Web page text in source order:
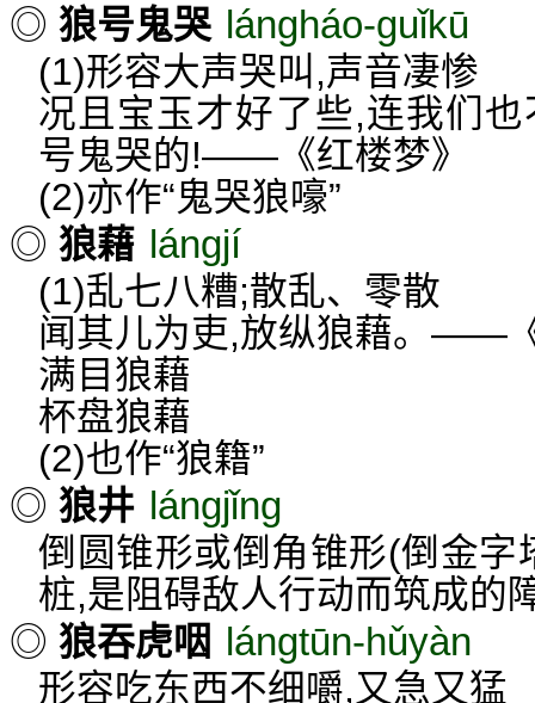
◎ 狼号鬼哭 lángháo-guǐkū
(1)形容大声哭叫,声音凄惨
况且宝玉才好了些,连我们
号鬼哭的!——《红楼梦》
(2)亦作“鬼哭狼嚎”
◎ 狼藉 lángjí
(1)乱七八糟;散乱、零散
闻其儿为吏,放纵狼藉。——
满目狼藉
杯盘狼藉
(2)也作“狼籍”
◎ 狼井 lángjǐng
倒圆锥形或倒角锥形(倒金
桩,是阻碍敌人行动而筑成的
◎ 狼吞虎咽 lángtūn-hǔyàn
形容吃东西不细嚼,又急又猛